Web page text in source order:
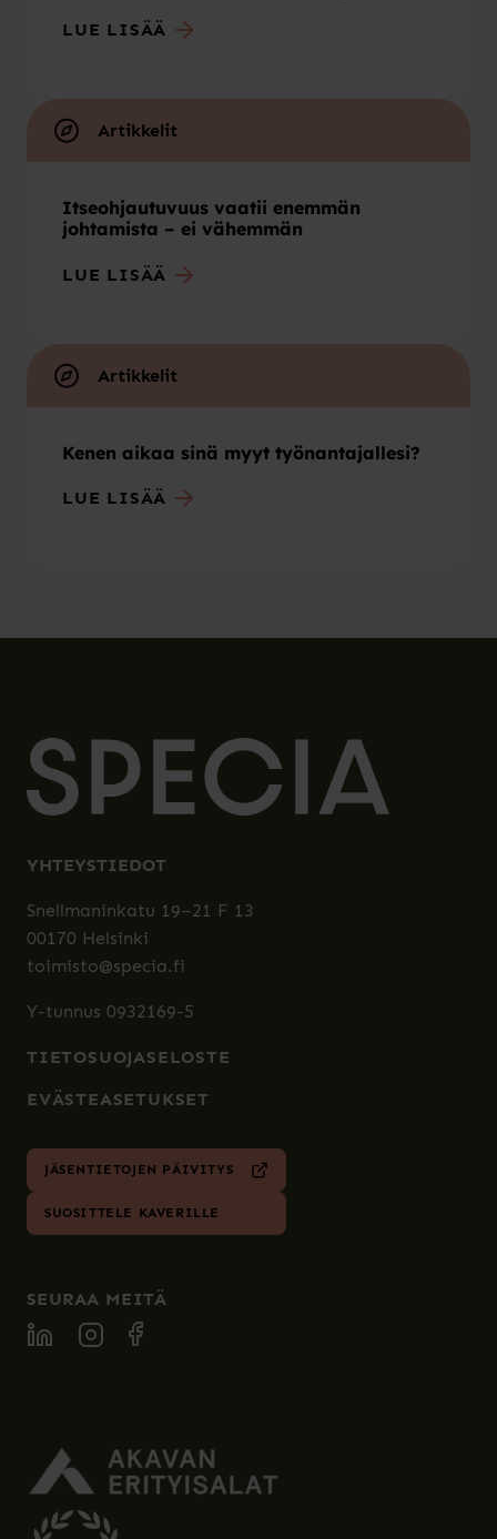
LUE LISÄÄ
Artikkelit
Itseohjautuvuus vaatii enemmän
johtamista – ei vähemmän
LUE LISÄÄ
Artikkelit
Kenen aikaa sinä myyt työnantajallesi?
LUE LISÄÄ
YHTEYSTIEDOT
Snellmaninkatu 19–21 F 13
00170 Helsinki
toimisto@specia.fi
Y-tunnus 0932169-5
TIETOSUOJASELOSTE
EVÄSTEASETUKSET
JÄSENTIETOJEN PÄIVITYS
SUOSITTELE KAVERILLE
SEURAA MEITÄ
SPECIA LINKEDIN
SPECIA INSTAGRAM
SPECIA FACEBOOK